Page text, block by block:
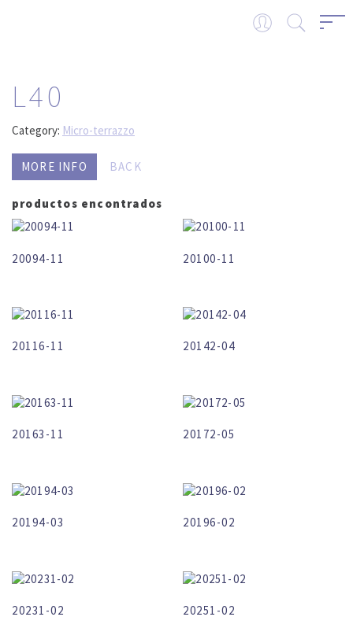
L40
Category: Micro-terrazzo
MORE INFO BACK
productos encontrados
20094-11 20100-11
20116-11 20142-04
20163-11 20172-05
20194-03 20196-02
20231-02 20251-02